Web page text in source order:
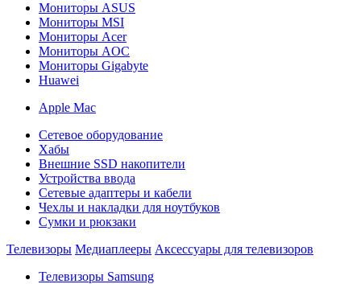
Мониторы ASUS
Мониторы MSI
Мониторы Acer
Мониторы AOC
Мониторы Gigabyte
Huawei
Apple Mac
Сетевое оборудование
Хабы
Внешние SSD накопители
Устройства ввода
Сетевые адаптеры и кабели
Чехлы и накладки для ноутбуков
Сумки и рюкзаки
Телевизоры Медиаплееры Аксессуары для телевизоров
Телевизоры Samsung